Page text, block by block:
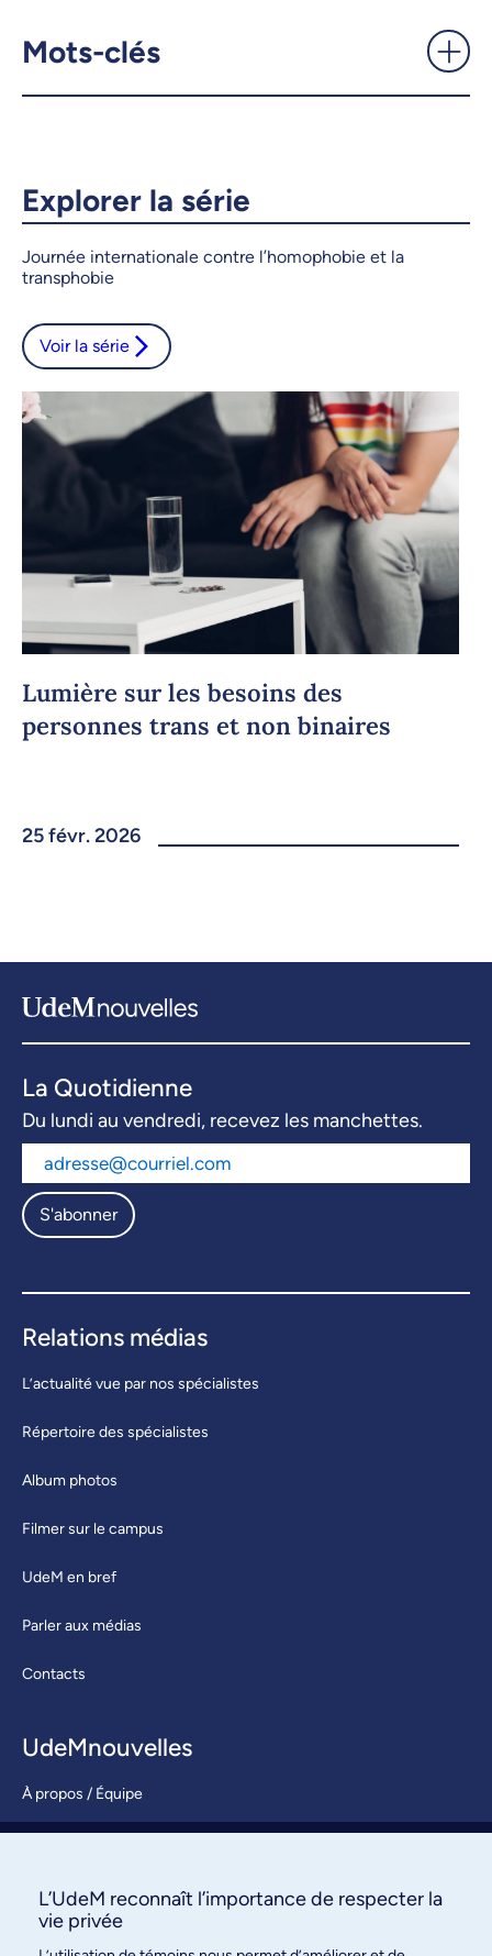
Copier le lien
Mots-clés
Explorer la série
Journée internationale contre l’homophobie et la
transphobie
Voir la série
Lumière sur les besoins des
personnes trans et non binaires
25 févr. 2026
La Quotidienne
Du lundi au vendredi, recevez les manchettes.
S'abonner
Relations médias
L’actualité vue par nos spécialistes
Répertoire des spécialistes
Album photos
Filmer sur le campus
UdeM en bref
Parler aux médias
Contacts
UdeMnouvelles
À propos / Équipe
S’abonner
L’UdeM reconnaît l’importance de respecter la
vie privée